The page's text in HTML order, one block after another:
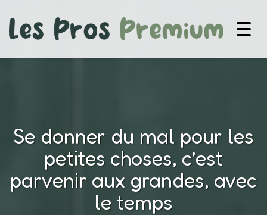
Se donner du mal pour les
petites choses, c’est
parvenir aux grandes, avec
le temps